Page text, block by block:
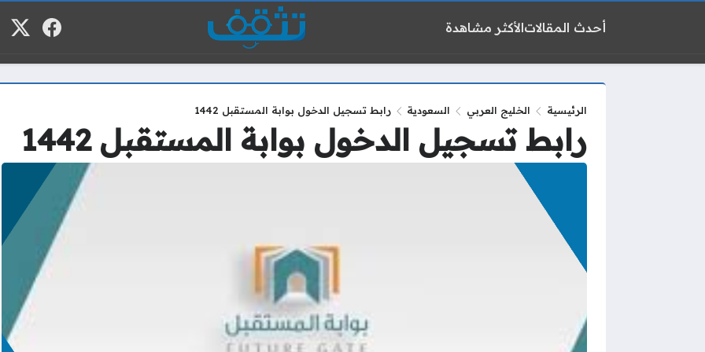
أحدث المقالاتالأكثر مشاهدة فيسبوك
الرئيسية الخليج العربي السعودية رابط تسجيل الدخول بوابة المستقبل 1442
رابط تسجيل الدخول بوابة المستقبل 1442